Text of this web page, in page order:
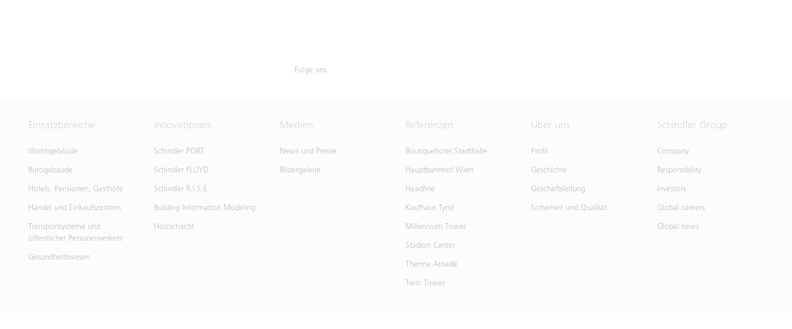
Folge uns
Einsatzbereiche
Wohngebäude
Bürogebäude
Hotels, Pensionen, Gasthöfe
Handel und Einkaufszentren
Transportsysteme und
öffentlicher Personenverkehr
Gesundheitswesen
Innovationen
Schindler PORT
Schindler FLUYD
Schindler R.I.S.E
Building Information Modeling
Holzschacht
Medien
News und Presse
Bildergalerie
Referenzen
Boutiquehotel Stadthalle
Hauptbahnhof Wien
Headline
Kaufhaus Tyrol
Millennium Tower
Stadion Center
Therme Amadé
Twin Tower
Über uns
Profil
Geschichte
Geschäftsleitung
Sicherheit und Qualität
Schindler Group
Company
Responsibility
Investors
Global careers
Global news